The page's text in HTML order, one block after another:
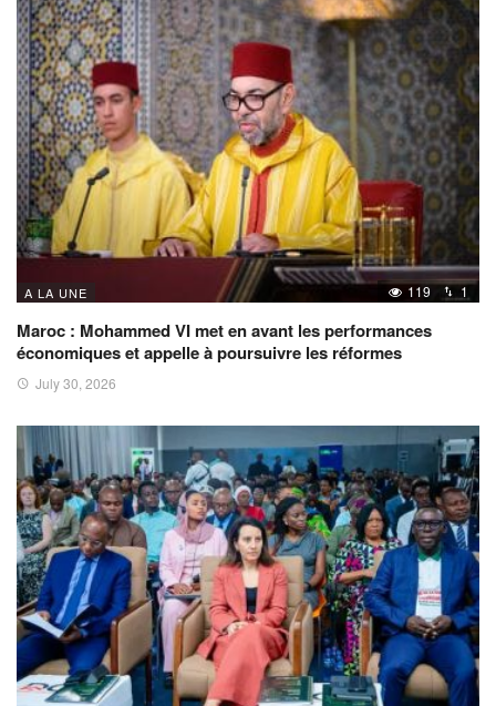
A LA UNE 119 1
Maroc : Mohammed VI met en avant les performances
économiques et appelle à poursuivre les réformes
July 30, 2026